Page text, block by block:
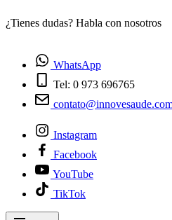
¿Tienes dudas? Habla con nosotros
WhatsApp
Tel: 0 973 696765
Instagram
Facebook
YouTube
TikTok